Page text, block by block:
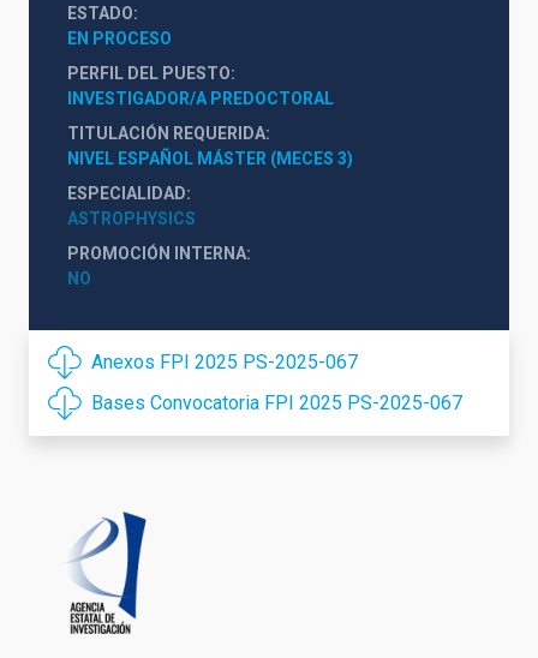
ESTADO
EN PROCESO
PERFIL DEL PUESTO
INVESTIGADOR/A PREDOCTORAL
TITULACIÓN REQUERIDA
NIVEL ESPAÑOL MÁSTER (MECES 3)
ESPECIALIDAD
ASTROPHYSICS
PROMOCIÓN INTERNA
NO
Anexos FPI 2025 PS-2025-067
Bases Convocatoria FPI 2025 PS-2025-067